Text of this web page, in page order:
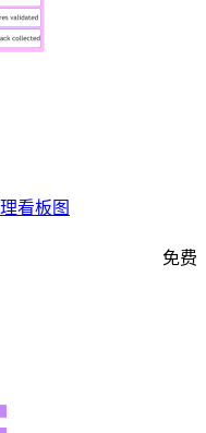
看板图
免费